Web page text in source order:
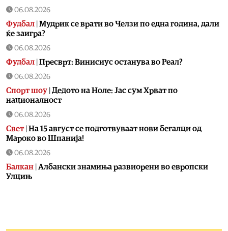
06.08.2026
Фудбал Мудрик се врати во Челзи по една година, дали
ќе заигра?
06.08.2026
Фудбал Пресврт: Винисиус останува во Реал?
06.08.2026
Спорт шоу Дедото на Ноле: Јас сум Хрват по
националност
06.08.2026
Свет| На 15 август се подготвуваат нови бегалци од
Мароко во Шпанија!
06.08.2026
Балкан Албански знамиња развиорени во европски
Улцињ
06.08.2026